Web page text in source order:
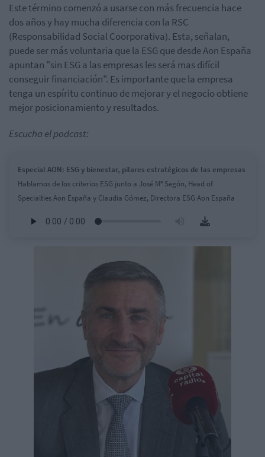
Este término comenzó a usarse con más frecuencia hace
dos años y hay mucha diferencia con la RSC
(Responsabilidad Social Coorporativa). Esta, señalan,
puede ser más voluntaria que la ESG que desde Aon España
apuntan "sin ESG a las empresas les será mas difícil
conseguir financiación". Es importante que la empresa
tenga un espíritu continuo de mejorar y el negocio obtiene
mejor posicionamiento y resultados.
Escucha el podcast:
Especial AON: ESG y bienestar, pilares estratégicos de las empresas
Hablamos de los criterios ESG junto a José Mª Segón, Head of
Specialties Aon España y Claudia Gómez, Directora ESG Aon España